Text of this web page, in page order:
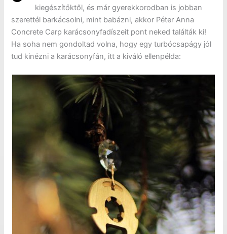
kiegészítőktől, és már gyerekkorodban is jobban
szerettél barkácsolni, mint babázni, akkor Péter Anna
Concrete Carp karácsonyfadíszeit pont neked találták ki!
Ha soha nem gondoltad volna, hogy egy turbócsapágy jól
tud kinézni a karácsonyfán, itt a kiváló ellenpélda: